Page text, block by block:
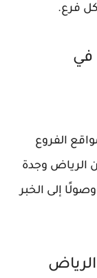
فرع.
في
الفروع
الرياض وجدة
إلى الخبر